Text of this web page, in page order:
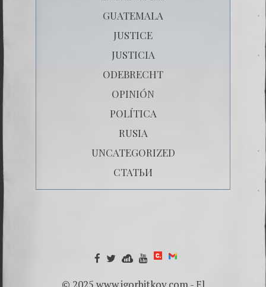
GUATEMALA
JUSTICE
JUSTICIA
ODEBRECHT
OPINIÓN
POLÍTICA
RUSIA
UNCATEGORIZED
СТАТЬИ
© 2025 www.igorbitkov.com - El